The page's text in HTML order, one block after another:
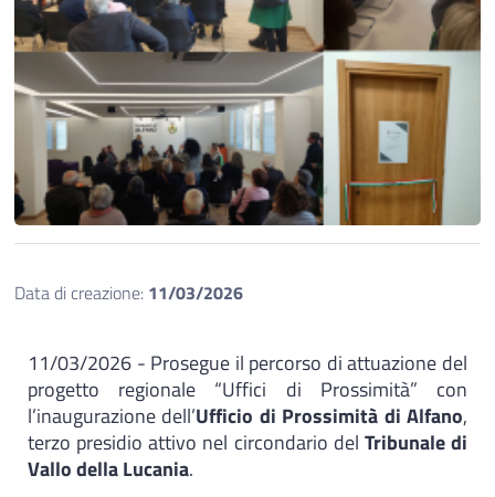
Data di creazione: 11/03/2026
11/03/2026 - Prosegue il percorso di attuazione del
progetto regionale “Uffici di Prossimità” con
l’inaugurazione dell’Ufficio di Prossimità di Alfano,
terzo presidio attivo nel circondario del Tribunale di
Vallo della Lucania.